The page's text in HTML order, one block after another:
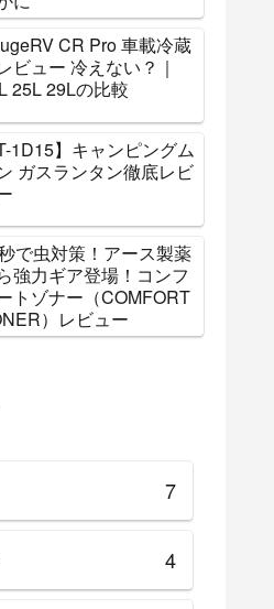
CR Pro 車載冷蔵
ビュー 冷えない？｜
25L 29Lの比較
T-1D15】キャンピングム
ガスランタン徹底レビ
で虫対策！アース製薬
強力ギア登場！コンフ
トゾナー（COMFORT
）レビュー
7
4